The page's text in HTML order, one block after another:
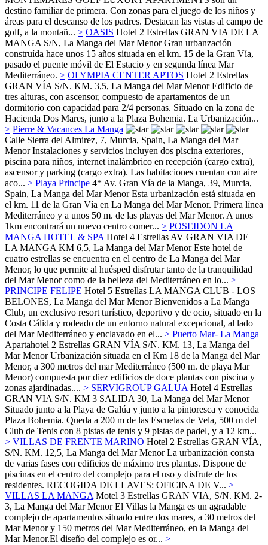
destino familiar de primera. Con zonas para el juego de los niños y
áreas para el descanso de los padres. Destacan las vistas al campo de
golf, a la montañ... > OASIS Hotel 2 Estrellas GRAN VIA DE LA
MANGA S/N, La Manga del Mar Menor Gran urbanzación
construída hace unos 15 años situada en el km. 15 de la Gran Vía,
pasado el puente móvil de El Estacio y en segunda línea Mar
Mediterráneo. > OLYMPIA CENTER APTOS Hotel 2 Estrellas
GRAN VÍA S/N. KM. 3,5, La Manga del Mar Menor Edificio de
tres alturas, con ascensor, compuesto de apartamentos de un
dormitorio con capacidad para 2/4 personas. Situado en la zona de
Hacienda Dos Mares, junto a la Plaza Bohemia. La Urbanización...
> Pierre & Vacances La Manga
Calle Sierra del Almirez, 7, Murcia, Spain, La Manga del Mar
Menor Instalaciones y servicios incluyen dos piscina exteriores,
piscina para niños, internet inalámbrico en recepción (cargo extra),
ascensor y parking (cargo extra). Las habitaciones cuentan con aire
aco... > Playa Principe 4* Av. Gran Vía de la Manga, 39, Murcia,
Spain, La Manga del Mar Menor Esta urbanización está situada en
el km. 11 de la Gran Vía en La Manga del Mar Menor. Primera línea
Mediterráneo y a unos 50 m. de las playas del Mar Menor. A unos
1km encontrará un nuevo centro comer... > POSEIDON LA
MANGA HOTEL & SPA Hotel 4 Estrellas AV GRAN VIA DE
LA MANGA KM 6,5, La Manga del Mar Menor Este hotel de
cuatro estrellas se encuentra en el centro de La Manga del Mar
Menor, lo que permite al huésped disfrutar tanto de la tranquilidad
del Mar Menor como de la belleza del Mediterráneo en lo... >
PRINCIPE FELIPE Hotel 5 Estrellas LA MANGA CLUB - LOS
BELONES, La Manga del Mar Menor Bienvenidos a La Manga
Club, un exclusivo resort turístico, deportivo y de ocio, situado en la
Costa Cálida y rodeado de un entorno natural excepcional, al lado
del Mar Mediterráneo y enclavado en el... > Puerto Mar- La Manga
Apartahotel 2 Estrellas GRAN VÍA S/N. KM. 13, La Manga del
Mar Menor Urbanización situada en el Km 18 de la Manga del Mar
Menor, a 300 metros del mar Mediterráneo (500 m. de playa Mar
Menor) compuesta por diez edificios de doce plantas con piscina y
zonas ajardinadas.... > SERVIGROUP GALUA Hotel 4 Estrellas
GRAN VIA S/N. KM 3 SALIDA 30, La Manga del Mar Menor
Situado junto a la Playa de Galúa y junto a la pintoresca y conocida
Plaza Bohemia. Queda a 200 m de las Escuelas de Vela, 500 m del
Club de Tenis con 8 pistas de tenis y 9 pistas de padel, y a 12 km...
> VILLAS DE FRENTE MARINO Hotel 2 Estrellas GRAN VÍA,
S/N. KM. 12,5, La Manga del Mar Menor La urbanización consta
de varias fases con edificios de máximo tres plantas. Dispone de
piscinas en el centro del complejo para el uso y disfrute de los
residentes. RECOGIDA DE LLAVES: OFICINA DE V... >
VILLAS LA MANGA Motel 3 Estrellas GRAN VIA, S/N. KM. 2-
3, La Manga del Mar Menor El Villas la Manga es un agradable
complejo de apartamentos situado entre dos mares, a 30 metros del
Mar Menor y 150 metros del Mar Mediterráneo, en la Manga del
Mar Menor.El diseño del complejo es or... >